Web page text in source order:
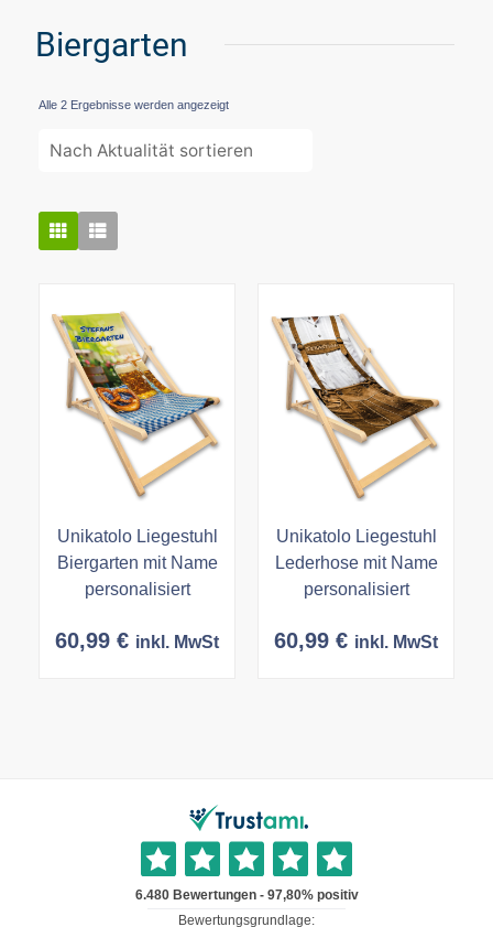
Biergarten
Alle 2 Ergebnisse werden angezeigt
Unikatolo Liegestuhl
Biergarten mit Name
personalisiert
60,99 € inkl. MwSt
Unikatolo Liegestuhl
Lederhose mit Name
personalisiert
60,99 € inkl. MwSt